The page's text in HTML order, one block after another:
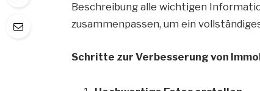
Beschreibung alle wichtigen
zusammenpassen, um ein
Schritte zur Verbesserung von